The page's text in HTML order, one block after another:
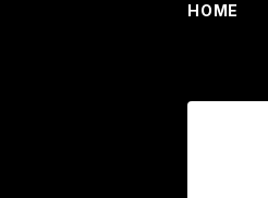
HOME